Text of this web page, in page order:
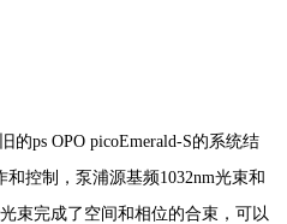
ps OPO picoEmerald-S的系统结
控制，泵浦源基频1032nm光束和
束完成了空间和相位的合束，可以